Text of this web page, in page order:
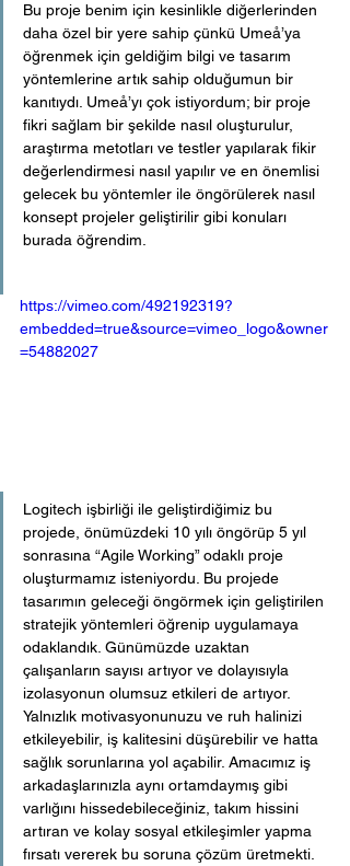
Bu proje benim için kesinlikle diğerlerinden
daha özel bir yere sahip çünkü Umeå’ya
öğrenmek için geldiğim bilgi ve tasarım
yöntemlerine artık sahip olduğumun bir
kanıtıydı. Umeå’yı çok istiyordum; bir proje
fikri sağlam bir şekilde nasıl oluşturulur,
araştırma metotları ve testler yapılarak fikir
değerlendirmesi nasıl yapılır ve en önemlisi
gelecek bu yöntemler ile öngörülerek nasıl
konsept projeler geliştirilir gibi konuları
burada öğrendim.
https://vimeo.com/492192319?
embedded=true&source=vimeo_logo&owner
=54882027
Logitech işbirliği ile geliştirdiğimiz bu
projede, önümüzdeki 10 yılı öngörüp 5 yıl
sonrasına “Agile Working” odaklı proje
oluşturmamız isteniyordu. Bu projede
tasarımın geleceği öngörmek için geliştirilen
stratejik yöntemleri öğrenip uygulamaya
odaklandık. Günümüzde uzaktan
çalışanların sayısı artıyor ve dolayısıyla
izolasyonun olumsuz etkileri de artıyor.
Yalnızlık motivasyonunuzu ve ruh halinizi
etkileyebilir, iş kalitesini düşürebilir ve hatta
sağlık sorunlarına yol açabilir. Amacımız iş
arkadaşlarınızla aynı ortamdaymış gibi
varlığını hissedebileceğiniz, takım hissini
artıran ve kolay sosyal etkileşimler yapma
fırsatı vererek bu soruna çözüm üretmekti.